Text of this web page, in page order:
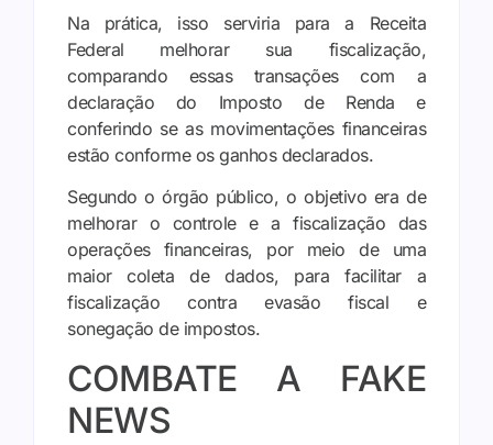
Na prática, isso serviria para a Receita
Federal melhorar sua fiscalização,
comparando essas transações com a
declaração do Imposto de Renda e
conferindo se as movimentações financeiras
estão conforme os ganhos declarados.
Segundo o órgão público, o objetivo era de
melhorar o controle e a fiscalização das
operações financeiras, por meio de uma
maior coleta de dados, para facilitar a
fiscalização contra evasão fiscal e
sonegação de impostos.
COMBATE A FAKE
NEWS